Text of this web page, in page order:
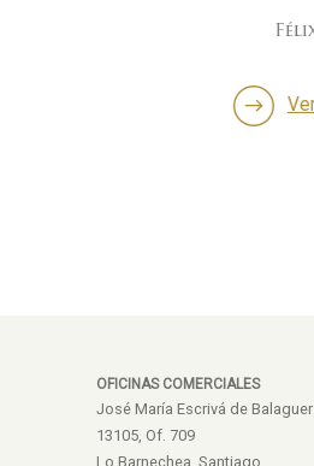
Ver más
OFICINAS COMERCIALES
José María Escrivá de Balaguer
13105, Of. 709
Lo Barnechea, Santiago